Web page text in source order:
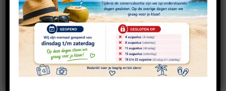
Marketing(1)
Printers(31)
Inktcartridges
(16)
Multifunctionals
Printerpapier
Toners & lasercartridges(6)
Printers & scanners
(1)